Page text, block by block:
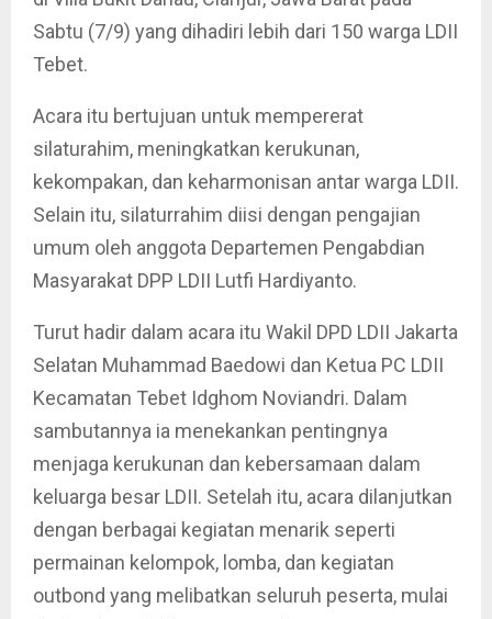
Sabtu (7/9) yang dihadiri lebih dari 150 warga LDII
Tebet.
Acara itu bertujuan untuk mempererat
silaturahim, meningkatkan kerukunan,
kekompakan, dan keharmonisan antar warga LDII.
Selain itu, silaturrahim diisi dengan pengajian
umum oleh anggota Departemen Pengabdian
Masyarakat DPP LDII Lutfi Hardiyanto.
Turut hadir dalam acara itu Wakil DPD LDII Jakarta
Selatan Muhammad Baedowi dan Ketua PC LDII
Kecamatan Tebet Idghom Noviandri. Dalam
sambutannya ia menekankan pentingnya
menjaga kerukunan dan kebersamaan dalam
keluarga besar LDII. Setelah itu, acara dilanjutkan
dengan berbagai kegiatan menarik seperti
permainan kelompok, lomba, dan kegiatan
outbond yang melibatkan seluruh peserta, mulai